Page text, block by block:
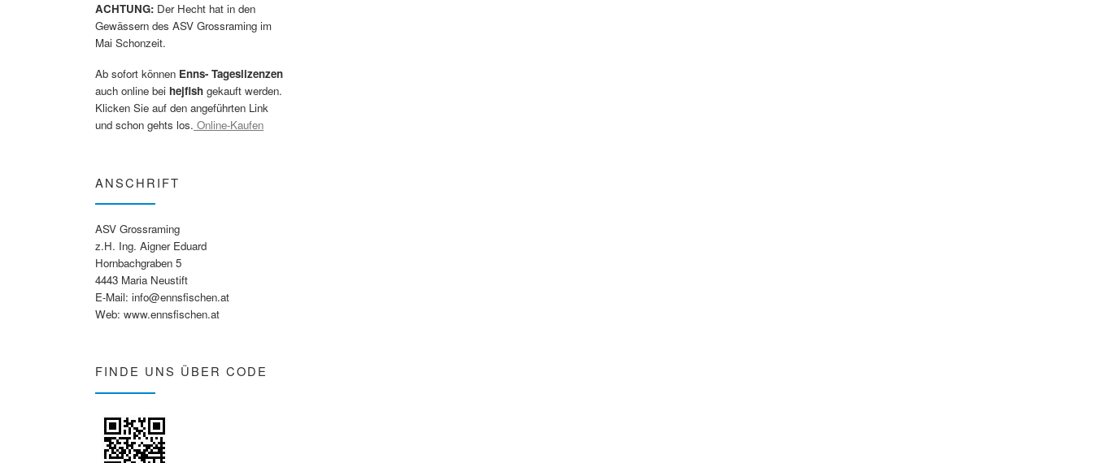
ACHTUNG: Der Hecht hat in den
Gewässern des ASV Grossraming im
Mai Schonzeit.
Ab sofort können Enns- Tageslizenzen
auch online bei hejfish gekauft werden.
Klicken Sie auf den angeführten Link
und schon gehts los. Online-Kaufen
ANSCHRIFT
ASV Grossraming
z.H. Ing. Aigner Eduard
Hornbachgraben 5
4443 Maria Neustift
E-Mail: info@ennsfischen.at
Web: www.ennsfischen.at
FINDE UNS ÜBER CODE